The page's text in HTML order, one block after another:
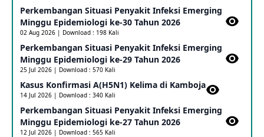
Update Informasi PHEIC Penyakit Ebola
23 May 2026
Penetapan Outbreak Penyakit Ebola di RD Kongo dan
Uganda Sebagai PHEIC
17 May 2026
Outbreak Penyakti Ebola di RD Kongo
16 May 2026
Perkembangan Situasi Penyakit Infeksi Emerging
Minggu Epidemiologi ke-30 Tahun 2026
02 Aug 2026 | Download : 198 Kali
Perkembangan Situasi Penyakit Infeksi Emerging
Minggu Epidemiologi ke-29 Tahun 2026
25 Jul 2026 | Download : 570 Kali
Kasus Konfirmasi A(H5N1) Kelima di Kamboja​
14 Jul 2026 | Download : 340 Kali
Perkembangan Situasi Penyakit Infeksi Emerging
Minggu Epidemiologi ke-27 Tahun 2026
12 Jul 2026 | Download : 565 Kali